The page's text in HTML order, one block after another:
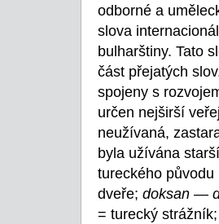
odborné a
slova
bulharštiny. Tato
část přejatých
spojeny s
určen nejširší
neužívaná,
byla užívána
tureckého původu
dveře; doksan —
= turecký